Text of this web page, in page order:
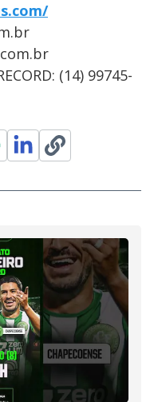
(14) 99745-